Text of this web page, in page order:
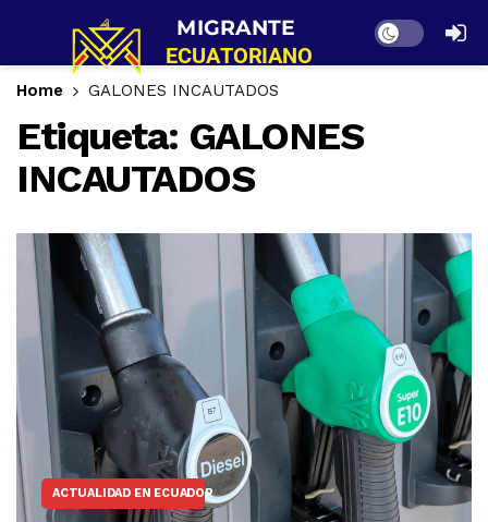
Dark mode
Home GALONES INCAUTADOS
Etiqueta: GALONES
INCAUTADOS
ACTUALIDAD EN ECUADOR